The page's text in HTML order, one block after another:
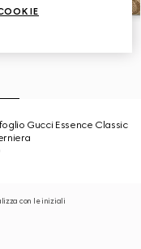
Gucci Essence Classic
con le iniziali